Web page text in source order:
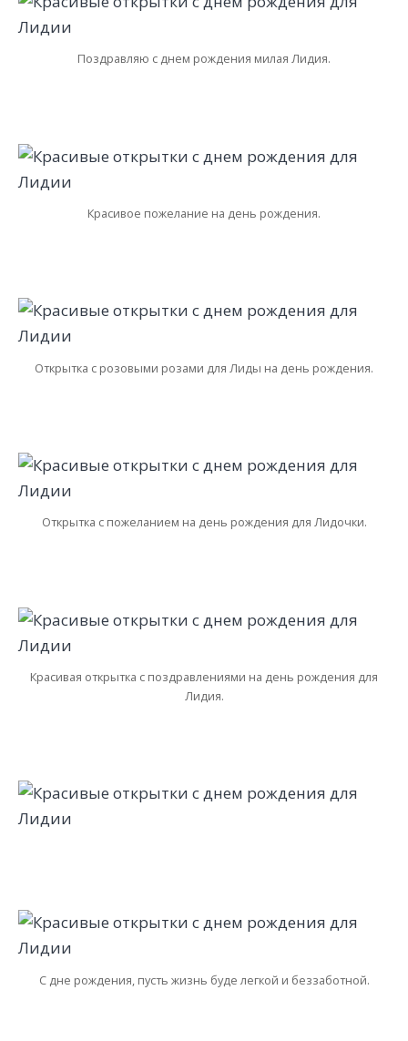
Поздравляю с днем рождения милая Лидия.
Красивое пожелание на день рождения.
Открытка с розовыми розами для Лиды на день рождения.
Открытка с пожеланием на день рождения для Лидочки.
Красивая открытка с поздравлениями на день рождения для
Лидия.
С дне рождения, пусть жизнь буде легкой и беззаботной.